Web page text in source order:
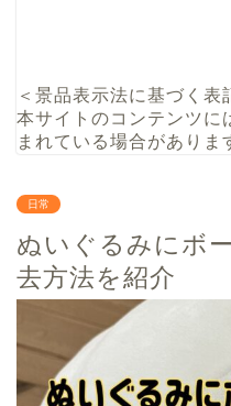
＜景品表示法に基づく表
本サイトのコンテンツに
まれている場合がありま
日常
ぬいぐるみにボ
去方法を紹介